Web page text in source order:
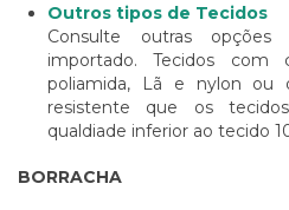
Outros tipos de Tecidos
Consulte outras
importado. Tecidos com
poliamida, Lã e nylon ou
resistente que os
qualdiade inferior ao tecido
BORRACHA